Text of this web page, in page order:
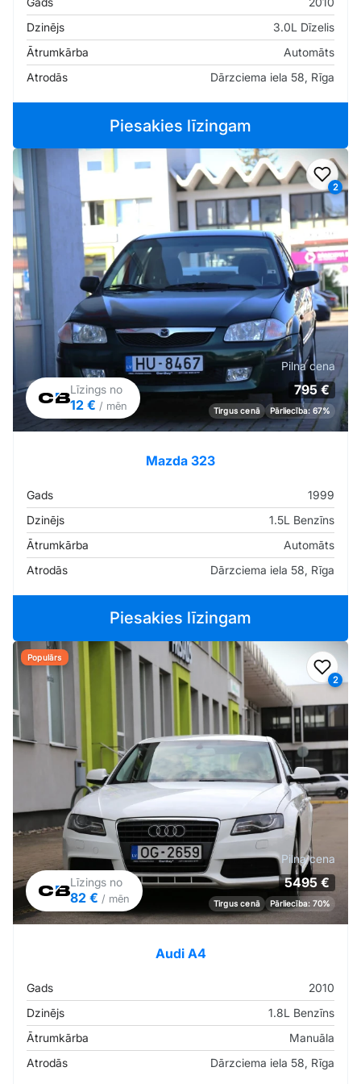
Dzinējs
3.0L Dīzelis
Ātrumkārba
Automāts
Atrodās
Dārzciema iela 58, Rīga
Piesakies līzingam
2
Līzings no
12 € / mēn
Pilna cena
795 €
Tirgus cenā Pārliecība: 67%
Mazda 323
Gads
1999
Dzinējs
1.5L Benzīns
Ātrumkārba
Automāts
Atrodās
Dārzciema iela 58, Rīga
Piesakies līzingam
2
Populārs
Līzings no
82 € / mēn
Pilna cena
5495 €
Tirgus cenā Pārliecība: 70%
Audi A4
Gads
2010
Dzinējs
1.8L Benzīns
Ātrumkārba
Manuāla
Atrodās
Dārzciema iela 58, Rīga